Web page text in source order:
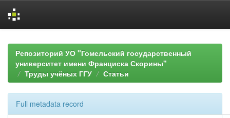
navigationРепозиторий УО "Гомельский государственный
университет имени Франциска Скорины"
Труды учёных ГГУ
Статьи
Full metadata record